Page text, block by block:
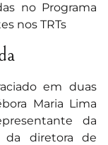
no Programa
nos TRTs
em duas
Maria Lima
da
da diretora de